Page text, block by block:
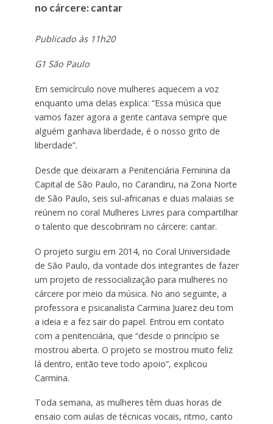
no cárcere: cantar
Publicado às 11h20
G1 São Paulo
Em semicírculo nove mulheres aquecem a voz
enquanto uma delas explica: “Essa música que
vamos fazer agora a gente cantava sempre que
alguém ganhava liberdade, é o nosso grito de
liberdade”.
Desde que deixaram a Penitenciária Feminina da
Capital de São Paulo, no Carandiru, na Zona Norte
de São Paulo, seis sul-africanas e duas malaias se
reúnem no coral Mulheres Livres para compartilhar
o talento que descobriram no cárcere: cantar.
O projeto surgiu em 2014, no Coral Universidade
de São Paulo, da vontade dos integrantes de fazer
um projeto de ressocialização para mulheres no
cárcere por meio da música. No ano seguinte, a
professora e psicanalista Carmina Juarez deu tom
a ideia e a fez sair do papel. Entrou em contato
com a penitenciária, que “desde o princípio se
mostrou aberta. O projeto se mostrou muito feliz
lá dentro, então teve todo apoio”, explicou
Carmina.
Toda semana, as mulheres têm duas horas de
ensaio com aulas de técnicas vocais, ritmo, canto